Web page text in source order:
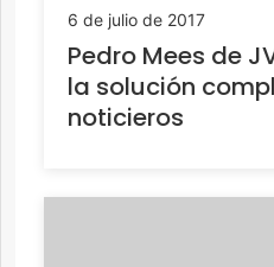
6 de julio de 2017
Pedro Mees de
la solución
noticieros